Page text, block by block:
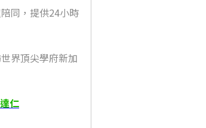
同，提供24小時
界頂尖學府新加
仁